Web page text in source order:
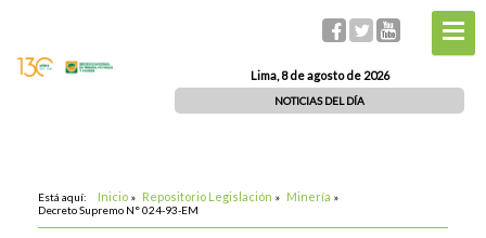
Lima, 8 de agosto de 2026
NOTICIAS DEL DÍA
Está aquí: Inicio » Repositorio Legislación » Minería »
Decreto Supremo N° 024-93-EM